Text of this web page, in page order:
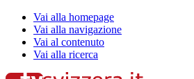
Vai alla homepage
Vai alla navigazione
Vai al contenuto
Vai alla ricerca